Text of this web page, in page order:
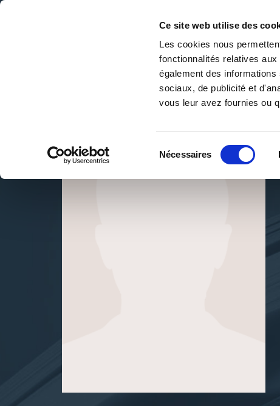
Ce site web utilise des
Les cookies nous
fonctionnalités relatives
également des
sociaux, de publicité et
vous leur avez fournies ou
Nécessaires
DE LA PAGE BLANCHE... AU BEST SELLER